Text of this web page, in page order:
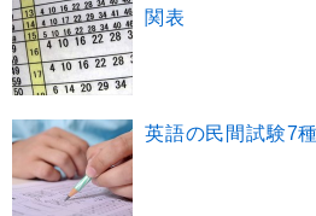
関表
英語の民間試験7